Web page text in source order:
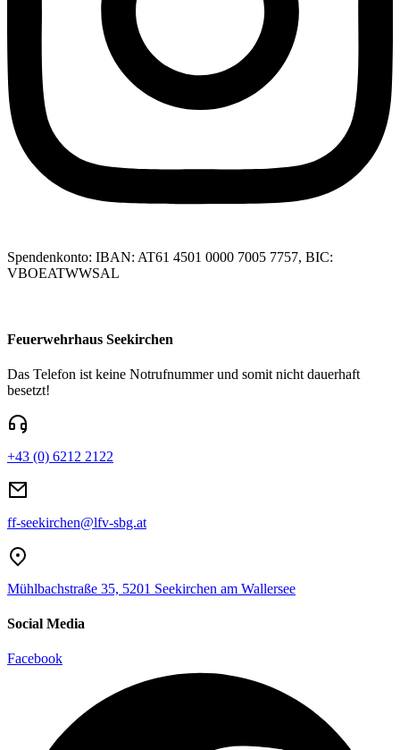
Spendenkonto: IBAN: AT61 4501 0000 7005 7757, BIC:
VBOEATWWSAL
Feuerwehrhaus Seekirchen
Das Telefon ist keine Notrufnummer und somit nicht dauerhaft
besetzt!
+43 (0) 6212 2122
ff-seekirchen@lfv-sbg.at
Mühlbachstraße 35, 5201 Seekirchen am Wallersee
Social Media
Facebook